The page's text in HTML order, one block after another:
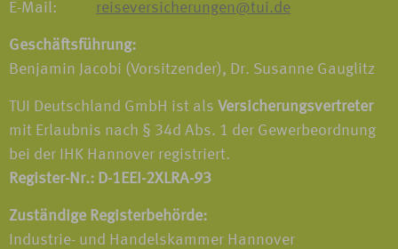
E-Mail:
reiseversicherungen@tui.de
Geschäftsführung:
Benjamin Jacobi (Vorsitzender), Dr. Susanne Gauglitz
TUI Deutschland GmbH ist als Versicherungsvertreter
mit Erlaubnis nach § 34d Abs. 1 der Gewerbeordnung
bei der IHK Hannover registriert.
Register-Nr.: D-1EEI-2XLRA-93
Zuständige Registerbehörde:
Industrie- und Handelskammer Hannover